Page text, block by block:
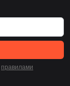
правилами